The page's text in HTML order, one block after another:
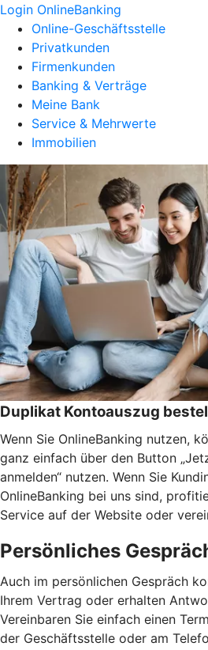
Login OnlineBanking
Online-Geschäftsstelle
Privatkunden
Firmenkunden
Banking & Verträge
Meine Bank
Service & Mehrwerte
Immobilien
Duplikat Kontoauszug
Wenn Sie OnlineBanking nutzen,
ganz einfach über den Button
anmelden“ nutzen. Wenn Sie
OnlineBanking bei uns sind,
Service auf der Website oder
Persönliches
Auch im persönlichen Gespräch
Ihrem Vertrag oder erhalten
Vereinbaren Sie einfach einen
der Geschäftsstelle oder am